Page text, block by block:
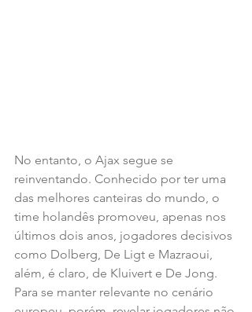
No entanto, o Ajax segue se
reinventando. Conhecido por ter uma
das melhores canteiras do mundo, o
time holandês promoveu, apenas nos
últimos dois anos, jogadores decisivos
como Dolberg, De Ligt e Mazraoui,
além, é claro, de Kluivert e De Jong.
Para se manter relevante no cenário